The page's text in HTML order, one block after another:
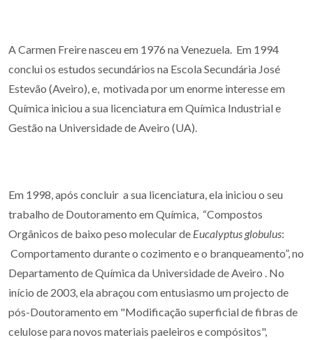
A Carmen Freire nasceu em 1976 na Venezuela. Em 1994
conclui os estudos secundários na Escola Secundária José
Estevão (Aveiro), e, motivada por um enorme interesse em
Química iniciou a sua licenciatura em Química Industrial e
Gestão na Universidade de Aveiro (UA).
Em 1998, após concluir a sua licenciatura, ela iniciou o seu
trabalho de Doutoramento em Química, “Compostos
Orgânicos de baixo peso molecular de Eucalyptus globulus:
Comportamento durante o cozimento e o branqueamento”, no
Departamento de Química da Universidade de Aveiro . No
início de 2003, ela abraçou com entusiasmo um projecto de
pós-Doutoramento em "Modificação superficial de fibras de
celulose para novos materiais paeleiros e compósitos",